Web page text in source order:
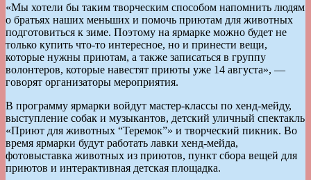
«Мы хотели бы таким творческим способом напомнить людям
о братьях наших меньших и помочь приютам для животных
подготовиться к зиме. Поэтому на ярмарке можно будет не
только купить что-то интересное, но и принести вещи,
которые нужны приютам, а также записаться в группу
волонтеров, которые навестят приюты уже 14 августа», —
говорят организаторы мероприятия.
В программу ярмарки войдут мастер-классы по хенд-мейду,
выступление собак и музыкантов, детский уличный спектакль
«Приют для животных “Теремок”» и творческий пикник. Во
время ярмарки будут работать лавки хенд-мейда,
фотовыставка животных из приютов, пункт сбора вещей для
приютов и интерактивная детская площадка.